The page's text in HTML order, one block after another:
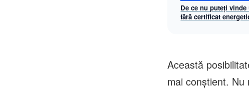
De ce nu puteți
fără certificat
Această
mai conștient.